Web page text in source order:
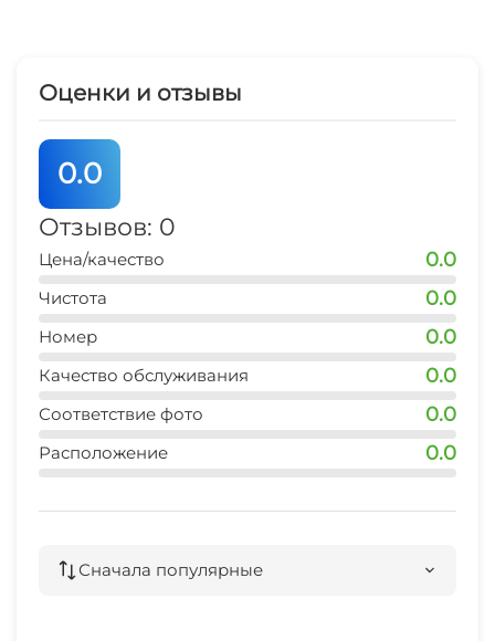
2 мин
Оценки и отзывы
0.0
Отзывов: 0
Цена/качество 0.0
Чистота 0.0
Номер 0.0
Качество обслуживания 0.0
Соответствие фото 0.0
Расположение 0.0
Сначала популярные